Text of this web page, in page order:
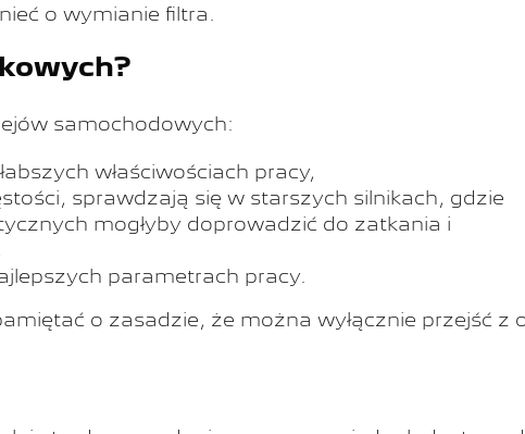
o wymianie filtra.
samochodowych:
właściwościach pracy,
sprawdzają się w starszych silnikach, gdzie
mogłyby doprowadzić do zatkania i
parametrach pracy.
o zasadzie, że można wyłącznie przejść z